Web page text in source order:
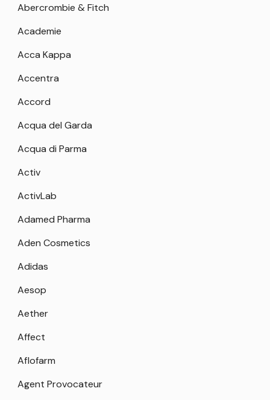
Abercrombie & Fitch
Academie
Acca Kappa
Accentra
Accord
Acqua del Garda
Acqua di Parma
Activ
ActivLab
Adamed Pharma
Aden Cosmetics
Adidas
Aesop
Aether
Affect
Aflofarm
Agent Provocateur